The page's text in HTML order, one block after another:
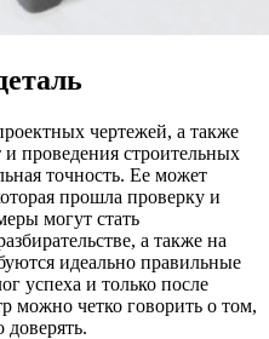
чертежей, а также
и проведения строительных
точность. Ее может
прошла проверку и
могут стать
а также на
идеально правильные
успеха и только после
можно четко говорить о том,